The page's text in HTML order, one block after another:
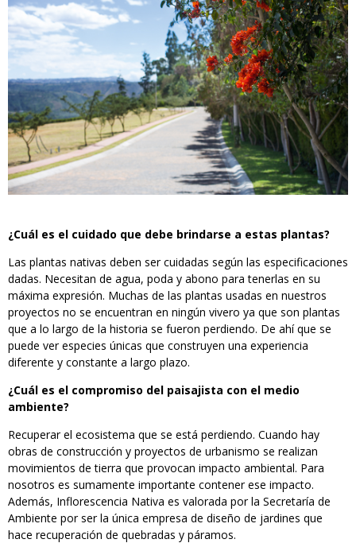
¿Cuál es el cuidado que debe brindarse a estas plantas?
Las plantas nativas deben ser cuidadas según las especificaciones
dadas. Necesitan de agua, poda y abono para tenerlas en su
máxima expresión. Muchas de las plantas usadas en nuestros
proyectos no se encuentran en ningún vivero ya que son plantas
que a lo largo de la historia se fueron perdiendo. De ahí que se
puede ver especies únicas que construyen una experiencia
diferente y constante a largo plazo.
¿Cuál es el compromiso del paisajista con el medio
ambiente?
Recuperar el ecosistema que se está perdiendo. Cuando hay
obras de construcción y proyectos de urbanismo se realizan
movimientos de tierra que provocan impacto ambiental. Para
nosotros es sumamente importante contener ese impacto.
Además, Inflorescencia Nativa es valorada por la Secretaría de
Ambiente por ser la única empresa de diseño de jardines que
hace recuperación de quebradas y páramos.